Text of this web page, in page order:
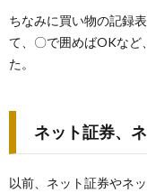
ちなみに買い物の記録
て、〇で囲めばOKなど
た。
ネット証券、
以前、ネット証券やネ